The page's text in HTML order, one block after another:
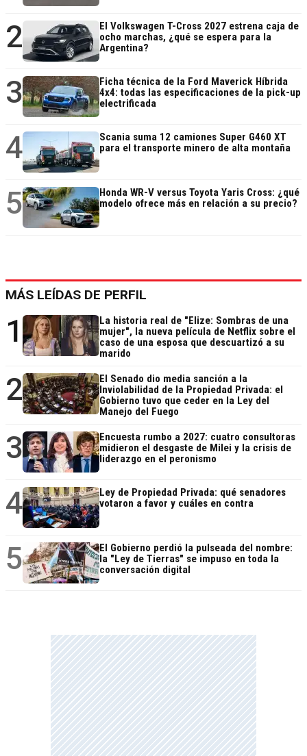
2
El Volkswagen T-Cross 2027 estrena caja de
ocho marchas, ¿qué se espera para la
Argentina?
3
Ficha técnica de la Ford Maverick Híbrida
4x4: todas las especificaciones de la pick-up
electrificada
4
Scania suma 12 camiones Super G460 XT
para el transporte minero de alta montaña
5
Honda WR-V versus Toyota Yaris Cross: ¿qué
modelo ofrece más en relación a su precio?
MÁS LEÍDAS DE PERFIL
1
La historia real de "Elize: Sombras de una
mujer", la nueva película de Netflix sobre el
caso de una esposa que descuartizó a su
marido
2
El Senado dio media sanción a la
Inviolabilidad de la Propiedad Privada: el
Gobierno tuvo que ceder en la Ley del
Manejo del Fuego
3
Encuesta rumbo a 2027: cuatro consultoras
midieron el desgaste de Milei y la crisis de
liderazgo en el peronismo
4
Ley de Propiedad Privada: qué senadores
votaron a favor y cuáles en contra
5
El Gobierno perdió la pulseada del nombre:
la "Ley de Tierras" se impuso en toda la
conversación digital